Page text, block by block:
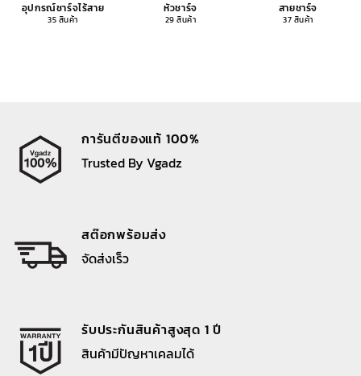
อุปกรณ์ชาร์จไร้สาย
35 สินค้า
หัวชาร์จ
29 สินค้า
สายชาร์จ
37 สินค้า
การันตีของแท้ 100%
Trusted By Vgadz
สต๊อกพร้อมส่ง
จัดส่งเร็ว
รับประกันสินค้าสูงสุด 1 ปี
สินค้ามีปัญหาเคลมได้